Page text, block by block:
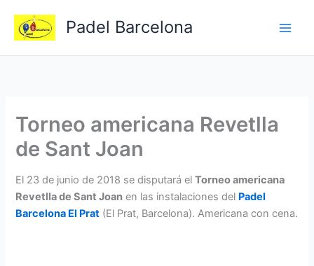
contenido
Padel Barcelona
Torneo americana Revetlla
de Sant Joan
El 23 de junio de 2018 se disputará elTorneo americana
Revetlla de Sant Joan en las instalaciones del Padel
Barcelona El Prat (El Prat, Barcelona). Americana con cena.